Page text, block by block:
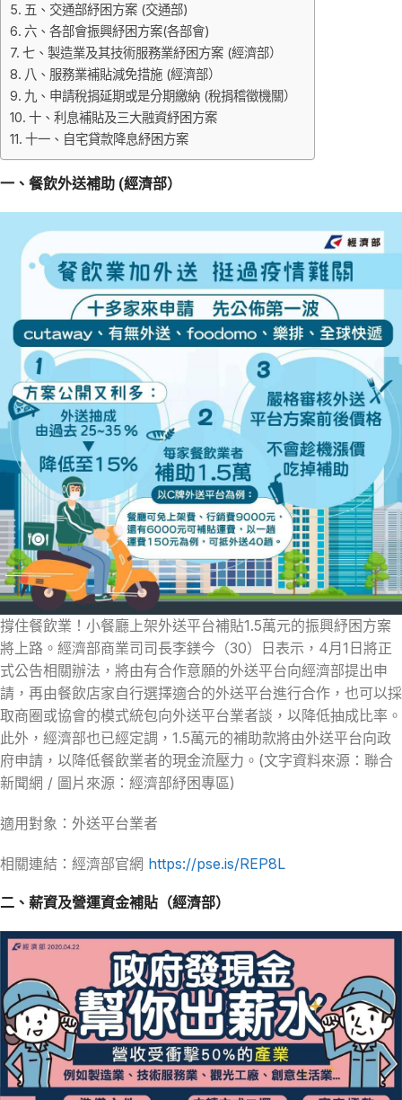
五、交通部紓困方案 (交通部)
六、各部會振興紓困方案(各部會)
七、製造業及其技術服務業紓困方案 (經濟部）
八、服務業補貼減免措施 (經濟部）
九、申請稅捐延期或是分期繳納 (稅捐稽徵機關）
十、利息補貼及三大融資紓困方案
十一、自宅貸款降息紓困方案
一、餐飲外送補助 (經濟部）
撐住餐飲業！小餐廳上架外送平台補貼1.5萬元的振興紓困方案
將上路。經濟部商業司司長李鎂今（30）日表示，4月1日將正
式公告相關辦法，將由有合作意願的外送平台向經濟部提出申
請，再由餐飲店家自行選擇適合的外送平台進行合作，也可以採
取商圈或協會的模式統包向外送平台業者談，以降低抽成比率。
此外，經濟部也已經定調，1.5萬元的補助款將由外送平台向政
府申請，以降低餐飲業者的現金流壓力。(文字資料來源：聯合
新聞網 / 圖片來源：經濟部紓困專區)
適用對象：外送平台業者
相關連結：經濟部官網 https://pse.is/REP8L
二、薪資及營運資金補貼（經濟部）